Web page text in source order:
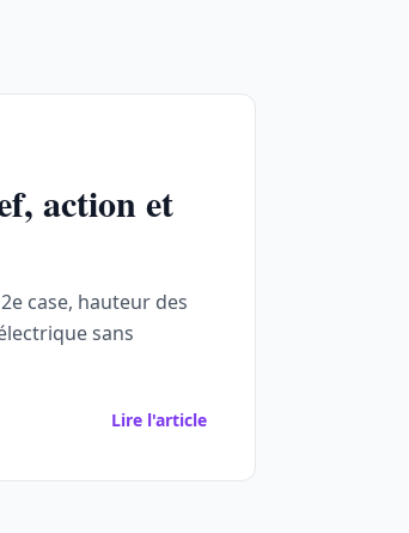
action et
case, hauteur des
sans
Lire l'article